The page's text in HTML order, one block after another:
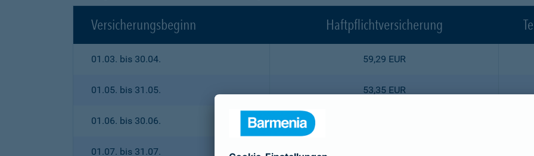
Versicherungsbeginn
Haftpflichtversicherung
01.03. bis 30.04. 59,29 EUR
01.05. bis 31.05. 53,35 EUR
01.06. bis 30.06.
01.07. bis 31.07.